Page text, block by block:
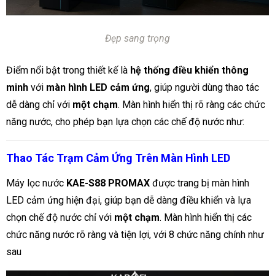
Đẹp sang trọng
Điểm nổi bật trong thiết kế là hệ thống điều khiển thông
minh với màn hình LED cảm ứng, giúp người dùng thao tác
dễ dàng chỉ với một chạm. Màn hình hiển thị rõ ràng các chức
năng nước, cho phép bạn lựa chọn các chế độ nước như:
Thao Tác Trạm Cảm Ứng Trên Màn Hình LED
Máy lọc nước KAE-S88 PROMAX được trang bị màn hình
LED cảm ứng hiện đại, giúp bạn dễ dàng điều khiển và lựa
chọn chế độ nước chỉ với một chạm. Màn hình hiển thị các
chức năng nước rõ ràng và tiện lợi, với 8 chức năng chính như
sau